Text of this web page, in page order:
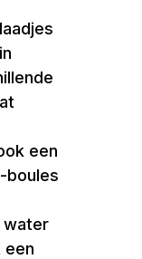
een
boules
water
een